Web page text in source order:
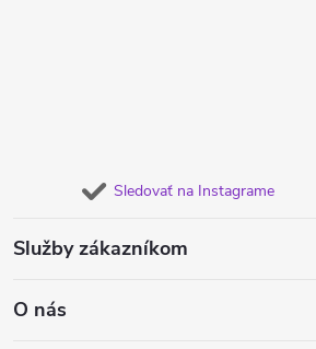
Sledovať na Instagrame
Služby zákazníkom
O nás